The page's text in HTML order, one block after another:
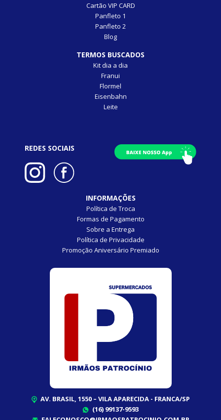
Cartão VIP CARD
Panfleto 1
Panfleto 2
Blog
TERMOS BUSCADOS
Kit dia a dia
Franui
Flormel
Eisenbahn
Leite
REDES SOCIAIS
INFORMAÇÕES
Política de Troca
Formas de Pagamento
Sobre a Entrega
Política de Privacidade
Promoção Aniversário Premiado
AV. BRASIL, 1550 – VILA APARECIDA - FRANCA/SP
(16) 99137-9593